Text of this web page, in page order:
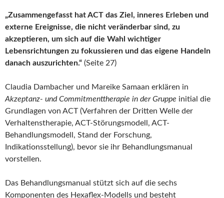
„Zusammengefasst hat ACT das Ziel, inneres Erleben und
externe Ereignisse, die nicht veränderbar sind, zu
akzeptieren, um sich auf die Wahl wichtiger
Lebensrichtungen zu fokussieren und das eigene Handeln
danach auszurichten.“ (Seite 27)
Claudia Dambacher und Mareike Samaan erklären in
Akzeptanz- und Commitmenttherapie in der Gruppe initial die
Grundlagen von ACT (Verfahren der Dritten Welle der
Verhaltenstherapie, ACT-Störungsmodell, ACT-
Behandlungsmodell, Stand der Forschung,
Indikationsstellung), bevor sie ihr Behandlungsmanual
vorstellen.
Das Behandlungsmanual stützt sich auf die sechs
Komponenten des Hexaflex-Modells und besteht